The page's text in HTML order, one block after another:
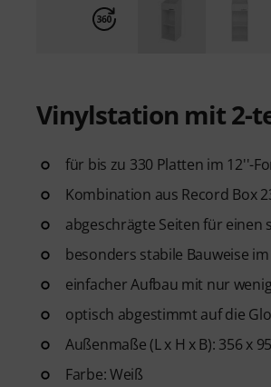
Vinylstation mit 2-
für bis zu 330 Platten im 12''-
Kombination aus Record Box
abgeschrägte Seiten für einen
besonders stabile Bauweise
einfacher Aufbau mit nur
optisch abgestimmt auf die
Außenmaße (L x H x B): 356 x
Farbe: Weiß